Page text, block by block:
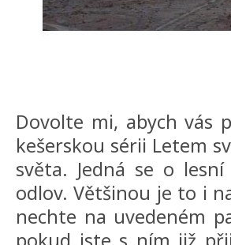
Dovolte mi, abych vás
kešerskou sérii Letem
světa. Jedná se o
odlov. Většinou je to i
nechte na uvedeném